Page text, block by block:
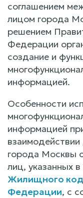
соглашением
лицом города
решением
Федерации
создание и
информацией.
Особенности
информацией
города Москвы
лиц, указанных
Жилищного
Федерации, с